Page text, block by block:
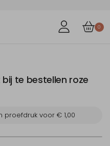
0
te bestellen roze
proefdruk voor € 1,00